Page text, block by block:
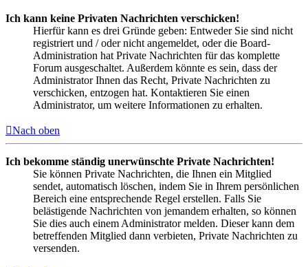
Ich kann keine Privaten Nachrichten verschicken!
Hierfür kann es drei Gründe geben: Entweder Sie sind nicht
registriert und / oder nicht angemeldet, oder die Board-
Administration hat Private Nachrichten für das komplette
Forum ausgeschaltet. Außerdem könnte es sein, dass der
Administrator Ihnen das Recht, Private Nachrichten zu
verschicken, entzogen hat. Kontaktieren Sie einen
Administrator, um weitere Informationen zu erhalten.
Nach oben
Ich bekomme ständig unerwünschte Private Nachrichten!
Sie können Private Nachrichten, die Ihnen ein Mitglied
sendet, automatisch löschen, indem Sie in Ihrem persönlichen
Bereich eine entsprechende Regel erstellen. Falls Sie
belästigende Nachrichten von jemandem erhalten, so können
Sie dies auch einem Administrator melden. Dieser kann dem
betreffenden Mitglied dann verbieten, Private Nachrichten zu
versenden.